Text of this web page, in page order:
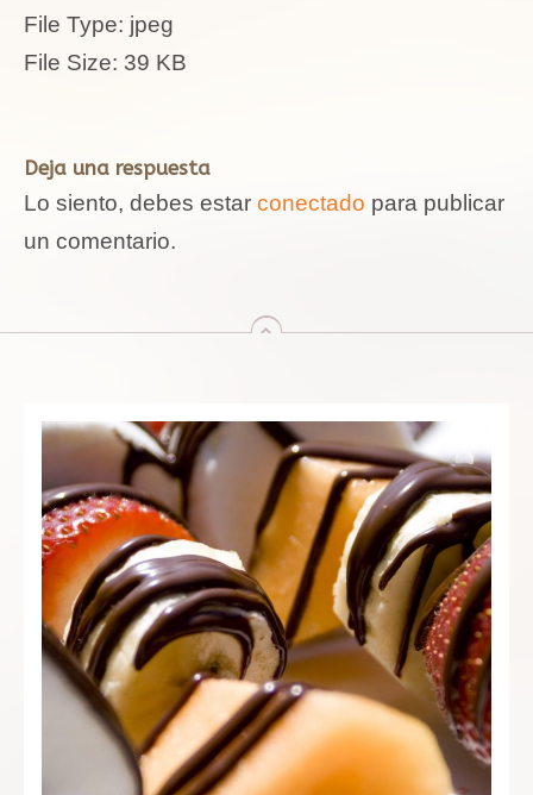
File Type: jpeg
File Size: 39 KB
Deja una respuesta
Lo siento, debes estar conectado para publicar
un comentario.
arriba